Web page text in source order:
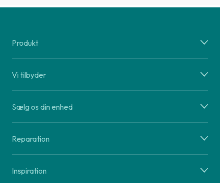
Produkt
Vi tilbyder
Sælg os din enhed
Reparation
Inspiration